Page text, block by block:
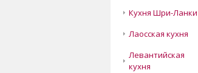
Кухня Шри-Ланки
Лаосская кухня
Левантийская
кухня